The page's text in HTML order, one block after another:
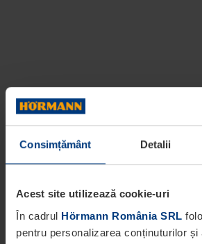
Consimțământ Detalii
Acest site utilizează cookie-uri
În cadrul Hörmann România SRL
pentru personalizarea conținuturilor și